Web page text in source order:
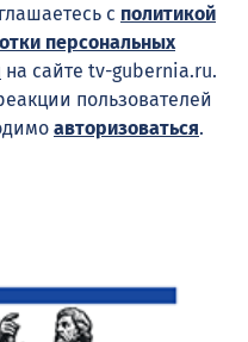
с политикой
персональных
на сайте tv-gubernia.ru.
пользователей
авторизоваться.